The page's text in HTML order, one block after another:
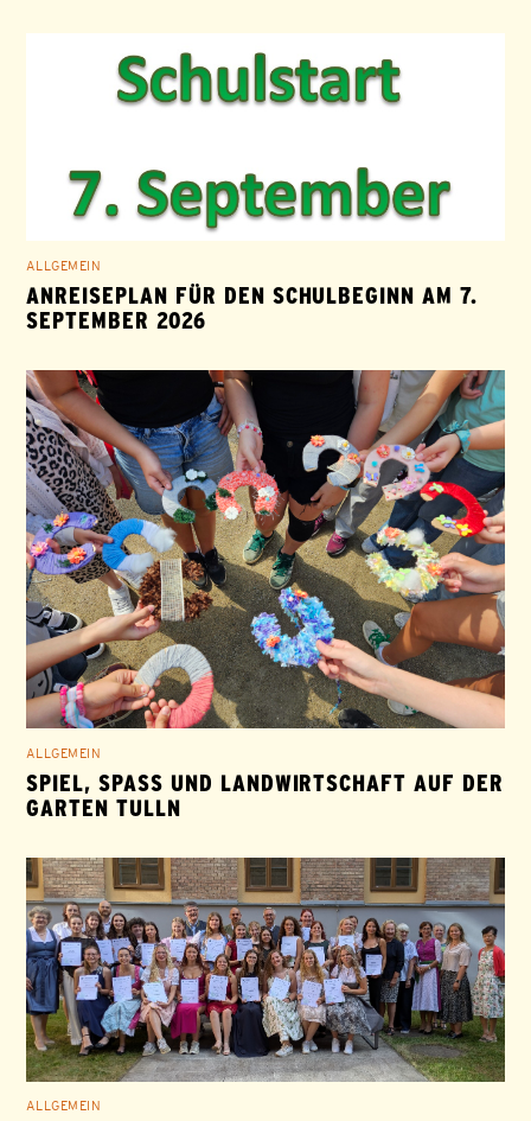
ALLGEMEIN
ANREISEPLAN FÜR DEN SCHULBEGINN AM 7.
SEPTEMBER 2026
ALLGEMEIN
SPIEL, SPASS UND LANDWIRTSCHAFT AUF DER G
ARTEN TULLN
ALLGEMEIN